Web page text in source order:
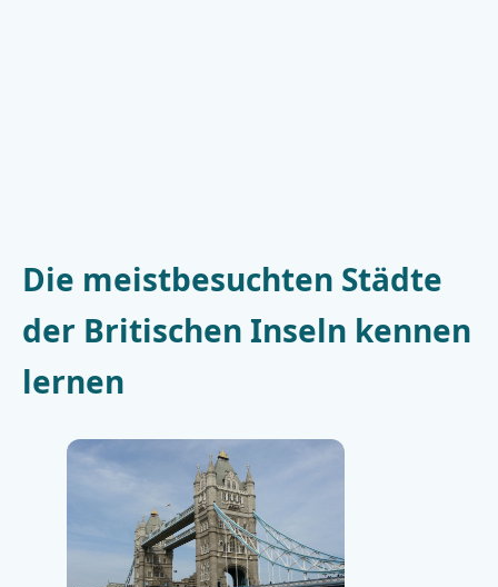
Die meistbesuchten Städte
der Britischen Inseln kennen
lernen